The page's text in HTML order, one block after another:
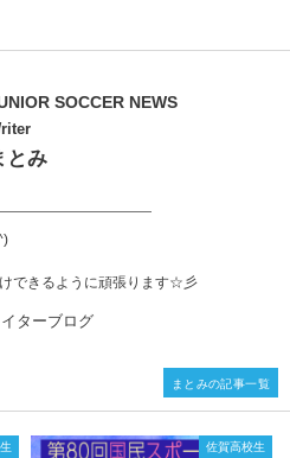
SOCCER NEWS
とみ
できるように頑張ります☆彡
ターブログ
佐賀高校生
まとみの記事一覧